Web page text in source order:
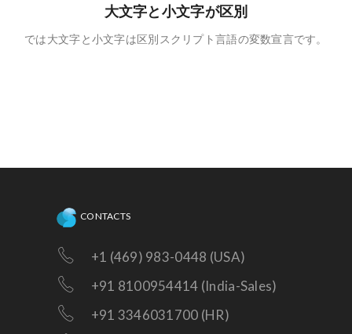
大文字と小文字が区別
では大文字と小文字は区別スクリプト言語の変数宣言です。
CONTACTS
+1 (469) 983-0448 (USA)
+91 8100954414 (India-Sales)
+91 3346031700 (HR)